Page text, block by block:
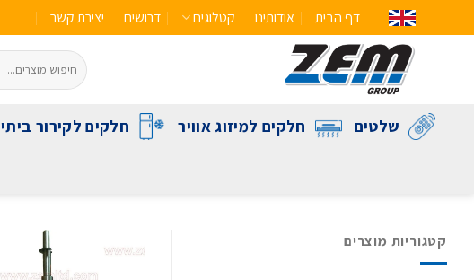
דף הבית אודותינו קטלוגים דרושים יצירת קשר
שלטים חלקים למיזוג אוויר חלקים לקירור ביתי
קטגוריות מוצרים